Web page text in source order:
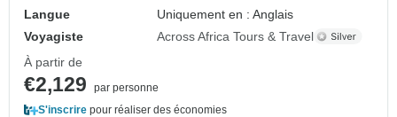
Langue
Uniquement en : Anglais
Voyagiste
Across Africa Tours & Travel
À partir de
€2,129
par personne
S'inscrire pour réaliser des économies